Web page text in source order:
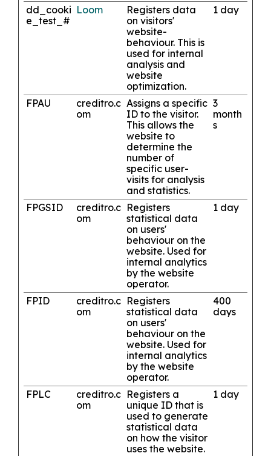
dd_cooki
e_test_#
Loom
Registers data
on visitors'
website-
behaviour. This is
used for internal
analysis and
website
optimization.
1 day
FPAU
creditro.c
om
Assigns a specific
ID to the visitor.
This allows the
website to
determine the
number of
specific user-
visits for analysis
and statistics.
3
month
s
FPGSID
creditro.c
om
Registers
statistical data
on users'
behaviour on the
website. Used for
internal analytics
by the website
operator.
1 day
FPID
creditro.c
om
Registers
statistical data
on users'
behaviour on the
website. Used for
internal analytics
by the website
operator.
400
days
FPLC
creditro.c
om
Registers a
unique ID that is
used to generate
statistical data
on how the visitor
uses the website.
1 day